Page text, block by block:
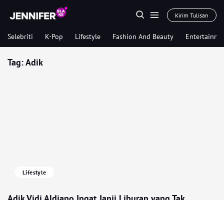
Kirim Tulisan
Selebriti K-Pop Lifestyle Fashion And Beauty
Tag:Adik
Lifestyle